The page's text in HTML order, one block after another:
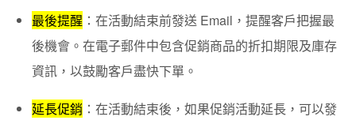
最後提醒 ：在活動結束前發送 Email，提醒客戶把握最
後機會。在電子郵件中包含促銷商品的折扣期限及庫存
資訊，以鼓勵客戶盡快下單。
延長促銷 ：在活動結束後 ，如果促銷活動延長，可以發